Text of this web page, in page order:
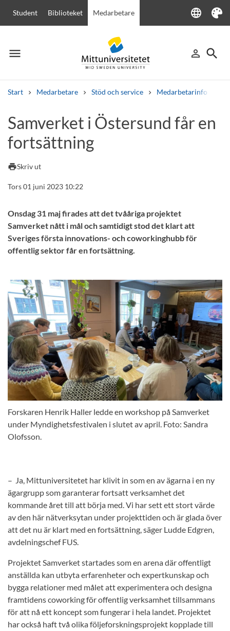
Student Biblioteket Medarbetare language
Language
Tema
menu
Meny person_outline
Logga in
search
Sök
Start Medarbetare Stöd och service Medarbetarinfo
Andra söktjänster
Kurser och program Kursplaner
Samverket i Östersund får en
fortsättning
printSkriv ut
Tors 01 juni 2023 10:22
Onsdag 31 maj firades att det tvååriga projektet
Samverket nått i mål och samtidigt stod det klart att
Sveriges första innovations- och coworkinghubb för
offentlig sektor får en fortsättning.
Forskaren Henrik Haller ledde en workshop på Samverket
under Myndighetsfestivalen i slutet av april. Foto: Sandra
Olofsson.
– Ja, Mittuniversitetet har klivit in som en av ägarna i en ny
ägargrupp som garanterar fortsatt verksamhet det
kommande året till att börja med. Vi har sett ett stort värde
av den här nätverksytan under projekttiden och är glada över
att det nu är klart med en fortsättning, säger Ludde Edgren,
avdelningschef FUS.
Projektet Samverket startades som en arena där offentligt
anställda kan utbyta erfarenheter och expertkunskap och
bygga relationer med målet att experimentera och designa
framtidens coworking för offentlig verksamhet tillsammans
för att nå ett koncept som fungerar i hela landet. Projektet
har också haft två olika följeforskningsprojekt kopplade till